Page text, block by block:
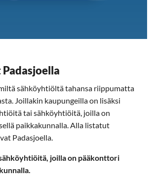
sähköyhtiöltä tahansa riippumatta
Joillakin kaupungeilla on lisäksi
tai sähköyhtiöitä, joilla on
paikkakunnalla. Alla listatut
Padasjoella.
joilla on pääkonttori